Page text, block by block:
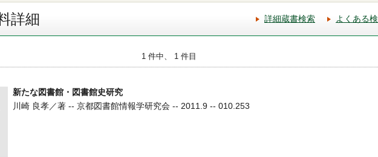
詳細 詳細蔵書検索 よくある
1 件中、 1 件目
新たな図書館・図書館史研究
川崎 良孝／著 -- 京都図書館情報学研究会 -- 2011.9 -- 010.253